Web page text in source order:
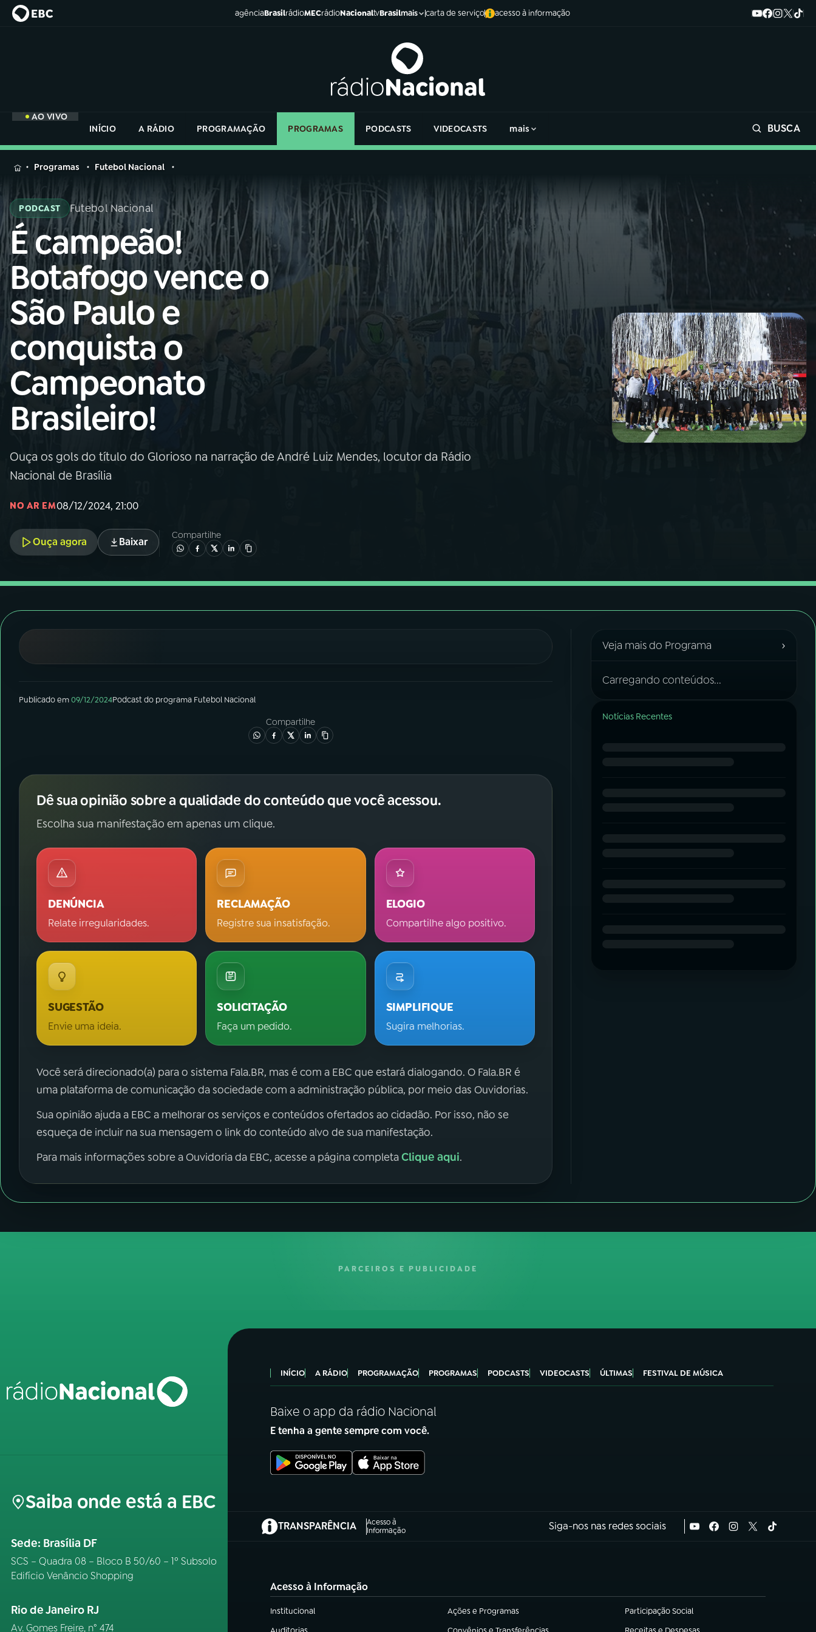
agênciaBrasilrádioMECrádioNacionaltvBrasilmais carta de serviço acesso à informação
AO VIVO
INÍCIO
A RÁDIO PROGRAMAÇÃO PROGRAMAS PODCASTS VIDEOCASTS mais BUSCA
MENU
Buscar
na
Rádio
Nacional
Buscar
AO VIVO
01 INÍCIO
02 A RÁDIO
03PROGRAMAÇÃO
04PROGRAMAS
PODCASTS
06VIDEOCASTS
07ÚLTIMAS
08FESTIVAL DE MÚSICA
na
Rádio
Nacional
Programas Futebol Nacional
PODCAST Futebol Nacional
É campeão!
Botafogo vence o
São Paulo e
conquista o
Campeonato
Brasileiro!
Ouça os gols do título do Glorioso na narração de André Luiz Mendes, locutor da Rádio
Nacional de Brasília
NO AR EM08/12/2024, 21:00
Ouça agora Baixar
Compartilhe
Publicado em09/12/2024Podcastdo programa Futebol Nacional
Compartilhe
Dê sua opinião sobre a qualidade do conteúdo que você acessou.
Escolha sua manifestação em apenas um clique.
DENÚNCIA
Relate irregularidades.
RECLAMAÇÃO
Registre sua insatisfação.
ELOGIO
Compartilhe algo positivo.
SUGESTÃO
Envie uma ideia.
SOLICITAÇÃO
Faça um pedido.
SIMPLIFIQUE
Sugira melhorias.
Você será direcionado(a) para o sistema Fala.BR, mas é com a EBC que estará dialogando. O Fala.BR é
uma plataforma de comunicação da sociedade com a administração pública, por meio das Ouvidorias.
Sua opinião ajuda a EBC a melhorar os serviços e conteúdos ofertados ao cidadão. Por isso, não se
esqueça de incluir na sua mensagem o link do conteúdo alvo de sua manifestação.
Para mais informações sobre a Ouvidoria da EBC, acesse a página completaClique aqui.
Veja mais do Programa ›
Carregando conteúdos...
Notícias Recentes
PARCEIROS E PUBLICIDADE
Saiba onde está a EBC
Sede: Brasília DF
SCS – Quadra 08 – Bloco B 50/60 – 1º Subsolo
Edifício Venâncio Shopping
Rio de Janeiro RJ
Av. Gomes Freire, n° 474
INÍCIO A RÁDIO PROGRAMAÇÃO PROGRAMAS PODCASTS VIDEOCASTS ÚLTIMAS FESTIVAL DE MÚSICA
Baixe o app da rádio Nacional
E tenha a gente sempre com você.
TRANSPARÊNCIA
Acesso à
Informação
(abre em nova aba) Siga-nos nas redes sociais
Acesso à Informação
Institucional
(abre em nova aba) Ações e Programas
(abre em nova aba) Participação Social
(abre em nova aba)